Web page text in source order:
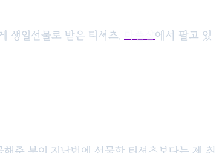
생일선물로 받은 티셔츠.
에서 팔고 있